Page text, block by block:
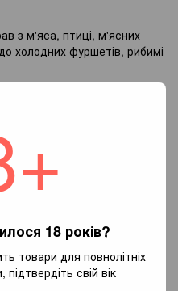
18 років?
товари для повнолітніх
свій вік
з м'яса, птиці, м'ясних
холодних фуршетів, рибимі
Reserve Brut